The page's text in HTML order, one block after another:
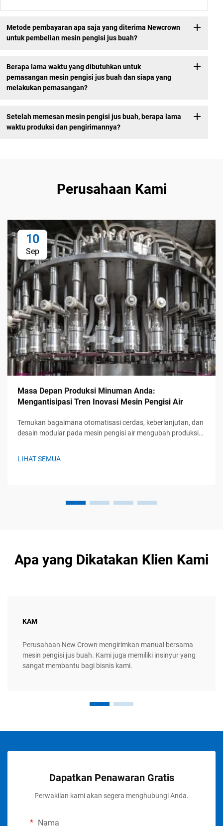
Metode pembayaran apa saja yang diterima Newcrown
untuk pembelian mesin pengisi jus buah?
Berapa lama waktu yang dibutuhkan untuk
pemasangan mesin pengisi jus buah dan siapa yang
melakukan pemasangan?
Setelah memesan mesin pengisi jus buah, berapa lama
waktu produksi dan pengirimannya?
Perusahaan Kami
10
Sep
Masa Depan Produksi Minuman Anda:
Mengantisipasi Tren Inovasi Mesin Pengisi Air
Temukan bagaimana otomatisasi cerdas, keberlanjutan, dan
desain modular pada mesin pengisi air mengubah produksi
LIHAT SEMUA
Apa yang Dikatakan Klien Kami
KAM
Perusahaan New Crown mengirimkan manual bersama
mesin pengisi jus buah. Kami juga memiliki insinyur yang
sangat membantu bagi bisnis kami.
Dapatkan Penawaran Gratis
Perwakilan kami akan segera menghubungi Anda.
Nama